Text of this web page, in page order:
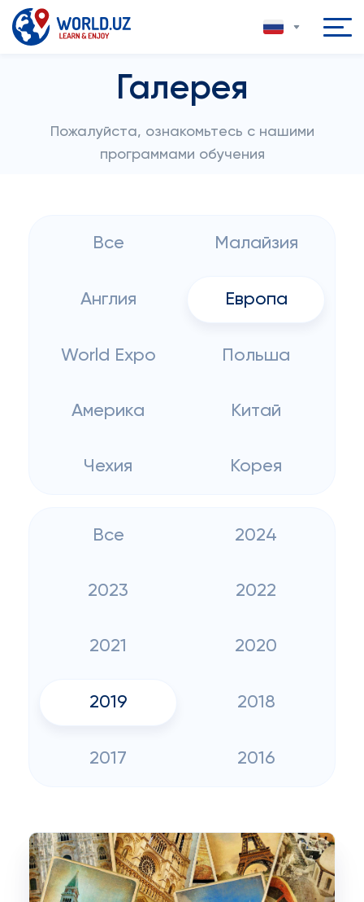
Галерея
Пожалуйста, ознакомьтесь с нашими
программами обучения
Все Малайзия
Англия Европа
World Expo Польша
Америка Китай
Чехия Корея
Все 2024
2023 2022
2021 2020
2019 2018
2017 2016